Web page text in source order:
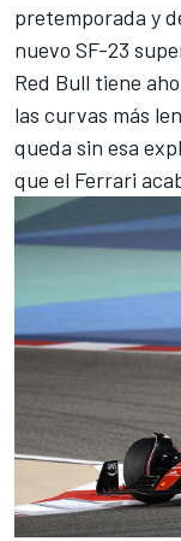
pretemporada y
nuevo SF-23
Red Bull tiene
las curvas más
queda sin esa
que el Ferrari